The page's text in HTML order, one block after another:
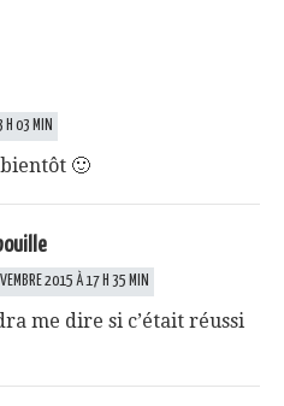
H 03 MIN
🙂
2015 À 17 H 35 MIN
me dire si c’était réussi